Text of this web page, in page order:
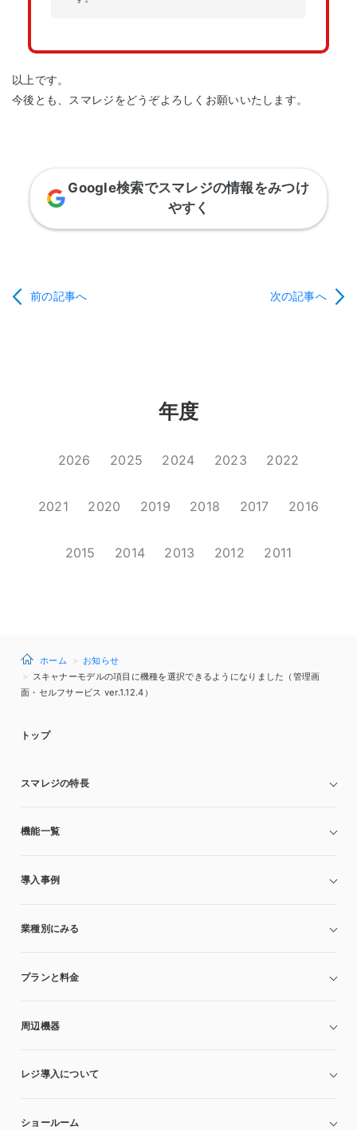
以上です。
今後とも、スマレジをどうぞよろしくお願いいたします。
Google検索でスマレジの情報をみつけ
やすく
前の記事へ 次の記事へ
年度
2026 2025 2024 2023 2022
2021 2020 2019 2018 2017 2016
2015 2014 2013 2012 2011
ホーム
お知らせ
スキャナーモデルの項目に機種を選択できるようになりました（管理画
面・セルフサービス ver.1.12.4）
トップ
スマレジの特長
機能一覧
導入事例
業種別にみる
プランと料金
周辺機器
レジ導入について
ショールーム